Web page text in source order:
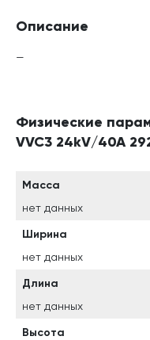
Описание
—
Физические
VVC3 24kV/40A
Масса
нет данных
Ширина
нет данных
Длина
нет данных
Высота